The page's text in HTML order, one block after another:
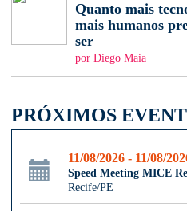
Quanto mais
mais humanos
ser
por Diego Maia
PRÓXIMOS
11/08/2026 - 11/08/
Speed Meeting MICE
Recife/PE